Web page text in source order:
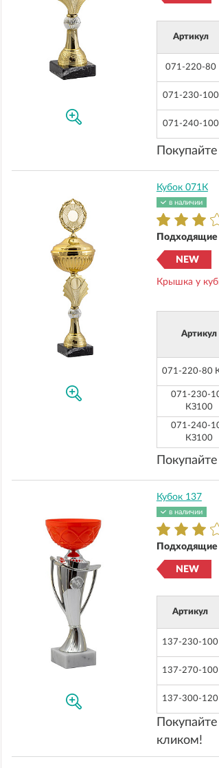
Артикул
071-220-80
071-230-100
071-240-100
Кубок 071К
в наличии
Подходящие
NEW
Крышка у
Артикул
071-220-80
071-230-
КЗ100
071-240-
КЗ100
Кубок 137
в наличии
Подходящие
NEW
Артикул
137-230-100
137-270-100
137-300-120
кликом!